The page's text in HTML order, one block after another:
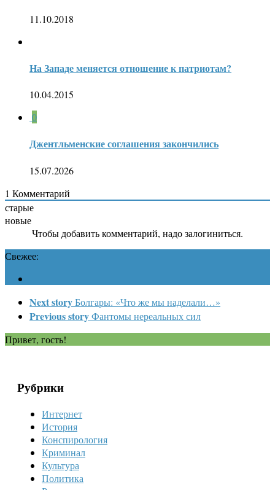
11.10.2018
На Западе меняется отношение к патриотам?
10.04.2015
0
Джентльменские соглашения закончились
15.07.2026
1 Комментарий
старые
новые
Чтобы добавить комментарий, надо залогиниться.
Свежее:
Next storyБолгары: «Что же мы наделали…»
Previous storyФантомы нереальных сил
Привет, гость!
Рубрики
Интернет
История
Конспирология
Криминал
Культура
Политика